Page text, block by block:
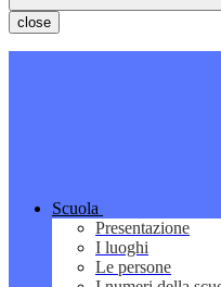
close
Scuola
Presentazione
I luoghi
Le persone